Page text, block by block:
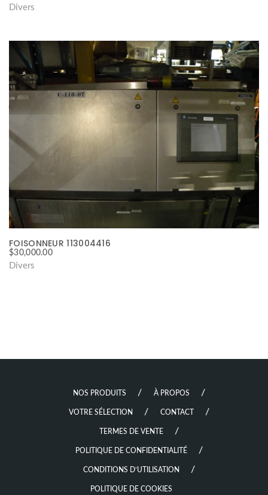
Divers
FOISONNEUR 113004416
$30,000.00
Divers
NOS PRODUITS À PROPOS
VOTRE SÉLECTION CONTACT
TERMES DE VENTE
POLITIQUE DE CONFIDENTIALITÉ
CONDITIONS D’UTILISATION
POLITIQUE DE COOKIES